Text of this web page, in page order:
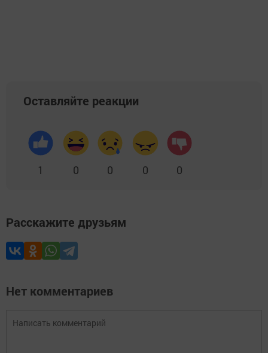
Оставляйте реакции
1 0 0 0 0
Расскажите друзьям
Нет комментариев